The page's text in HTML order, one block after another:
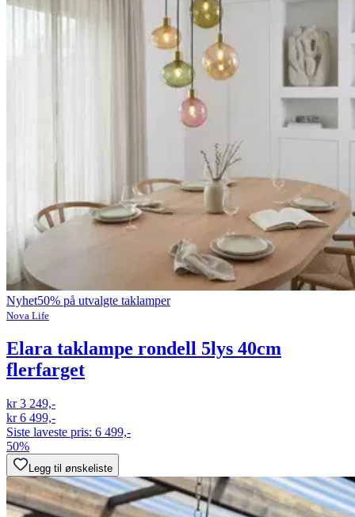
Nyhet50% på utvalgte taklamper
Nova Life
Elara taklampe rondell 5lys 40cm
flerfarget
kr 3 249,-
kr 6 499,-
Siste laveste pris: 6 499,-
50%
Legg til ønskeliste